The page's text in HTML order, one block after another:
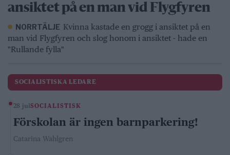
ansiktet på en man vid Flygfyren
NORRTÄLJE Kvinna kastade en grogg i ansiktet på en
man vid Flygfyren och slog honom i ansiktet - hade en
"Rullande fylla"
SOCIALISTISKA LEDARE
28 julSOCIALISTISK
Förskolan är ingen barnparkering!
Catarina Wahlgren